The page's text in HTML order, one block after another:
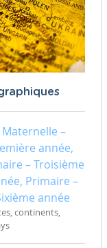
Maternelle –
année,
– Troisième
Primaire –
année
continents,